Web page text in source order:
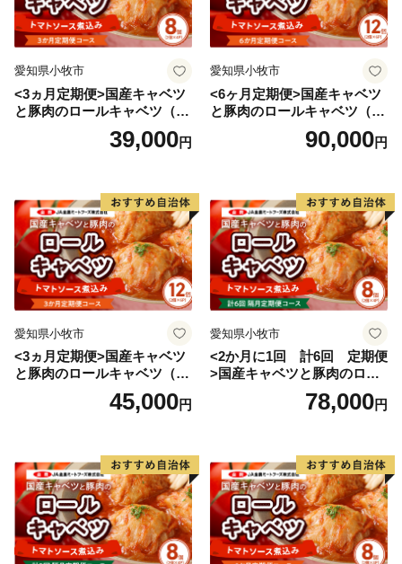
天守が整備されることとなり、
平成31年3月、400年の時を越えてついに尼崎城が蘇り
愛知県小牧市
<3ヵ月定期便>国産キャベツ
と豚肉のロールキャベツ（4P
39,000円
愛知県小牧市
<6ヶ月定期便>国産キャベツ
と豚肉のロールキャベツ（6P
90,000円
愛知県小牧市
<3ヵ月定期便>国産キャベツ
と豚肉のロールキャベツ（6P
45,000円
愛知県小牧市
<2か月に1回 計6回 定期便
>国産キャベツと豚肉のロー
ルキャベツ（4P入り）
78,000円